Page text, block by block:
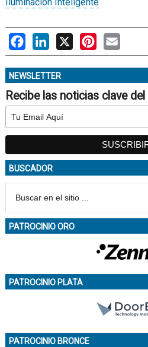
Iluminación Inteligente
FacebookLinkedIn Pinterest
NEWSLETTER
Recibe las noticias clave
BUSCADOR
PATROCINIO ORO
PATROCINIO PLATA
PATROCINIO BRONCE